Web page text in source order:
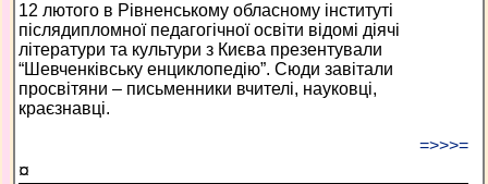
12 лютого в Рівненському обласному інституті
післядипломної педагогічної освіти відомі діячі
літератури та культури з Києва презентували
“Шевченківську енциклопедію”. Сюди завітали
просвітяни – письменники вчителі, науковці,
краєзнавці.
=>>>=
¤